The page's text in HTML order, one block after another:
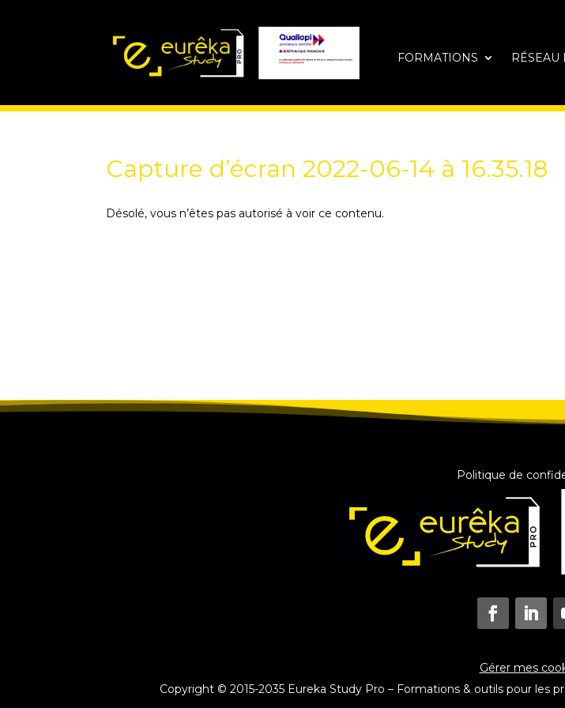
FORMATIONS RÉSEAU
Capture d’écran 2022-06-14 à 16.35.18
Désolé, vous n’êtes pas autorisé à voir ce contenu.
Politique de
Gérer mes
Copyright © 2015-2035 Eureka Study Pro – Formations & outils pour les